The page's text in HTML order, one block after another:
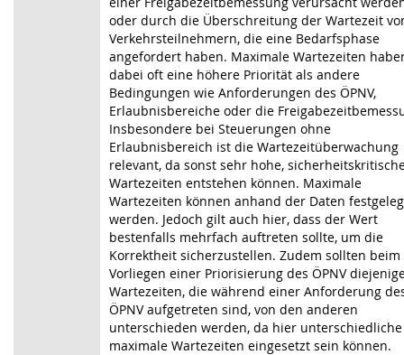
oder durch die Überschreitung der Wartezeit
Verkehrsteilnehmern, die eine Bedarfsphase
angefordert haben. Maximale Wartezeiten
dabei oft eine höhere Priorität als andere
Bedingungen wie Anforderungen des ÖPNV,
Erlaubnisbereiche oder die
Insbesondere bei Steuerungen ohne
Erlaubnisbereich ist die Warte­zeit­über­wachung
relevant, da sonst sehr hohe,
Wartezeiten entstehen können. Maximale
Wartezeiten können anhand der Daten
werden. Jedoch gilt auch hier, dass der Wert
bestenfalls mehrfach auftreten sollte, um die
Korrektheit sicherzustellen. Zudem sollten beim
Vorliegen einer Priorisierung des ÖPNV
Wartezeiten, die während einer Anforderung
ÖPNV aufgetreten sind, von den anderen
unterschieden werden, da hier unterschiedliche
maximale Wartezeiten eingesetzt sein können.